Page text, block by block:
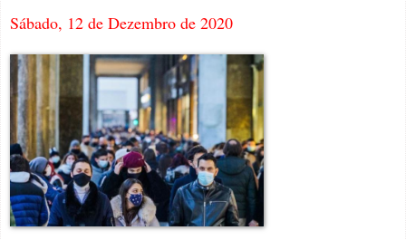
Sábado, 12 de Dezembro de 2020